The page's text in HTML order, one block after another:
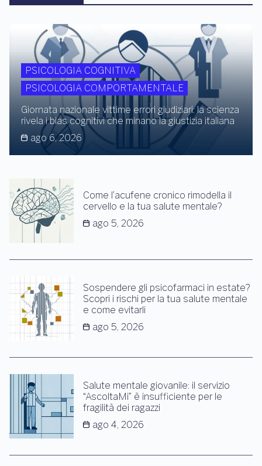
PSICOLOGIA COGNITIVA
PSICOLOGIA COMPORTAMENTALE
Giornata nazionale vittime errori giudiziari: la scienza
rivela i bias cognitivi che minano la giustizia italiana
ago 6, 2026
Come l’acufene cronico rimodella il
cervello e la tua salute mentale?
ago 5, 2026
Sospendere gli psicofarmaci in estate?
Scopri i rischi per la tua salute mentale
e come evitarli
ago 5, 2026
Salute mentale giovanile: il servizio
“AscoltaMi” è insufficiente per le
fragilità dei ragazzi
ago 4, 2026